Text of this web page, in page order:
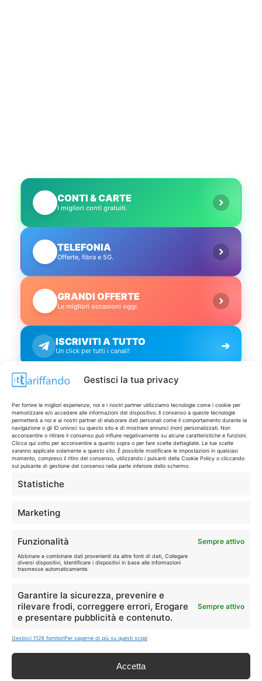
Gestisci la tua privacy
Per fornire le migliori esperienze, noi e i nostri partner utilizziamo tecnologie come i cookie per
memorizzare e/o accedere alle informazioni del dispositivo. Il consenso a queste tecnologie
permetterà a noi e ai nostri partner di elaborare dati personali come il comportamento durante la
navigazione o gli ID univoci su questo sito e di mostrare annunci (non) personalizzati. Non
acconsentire o ritirare il consenso può influire negativamente su alcune caratteristiche e funzioni.
Clicca qui sotto per acconsentire a quanto sopra o per fare scelte dettagliate. Le tue scelte
saranno applicate solamente a questo sito. È possibile modificare le impostazioni in qualsiasi
momento, compreso il ritiro del consenso, utilizzando i pulsanti della Cookie Policy o cliccando
sul pulsante di gestione del consenso nella parte inferiore dello schermo.
Statistiche
Marketing
Funzionalità Sempre attivo
Abbinare e combinare dati provenienti da altre fonti di dati, Collegare
diversi dispositivi, Identificare i dispositivi in base alle informazioni
trasmesse automaticamente.
Garantire la sicurezza, prevenire e
rilevare frodi, correggere errori, Erogare
e presentare pubblicità e contenuto.
Sempre attivo
Gestisci 1129 fornitoriPer saperne di più su questi scopi
Accetta
CONTI & CARTE
I migliori conti gratuiti.
TELEFONIA
Offerte, fibra e 5G.
GRANDI OFFERTE
Le migliori occasioni oggi.
ISCRIVITI A TUTTO
Un click per tutti i canali! ➔
LIVE OFFERTE
🔥
Tutte
💻
Tech
🛒
Spesa
👗
Moda
Disclaimer
I marchi citati appartengono ai rispettivi proprietari. Le offerte
sui siti ufficiali.